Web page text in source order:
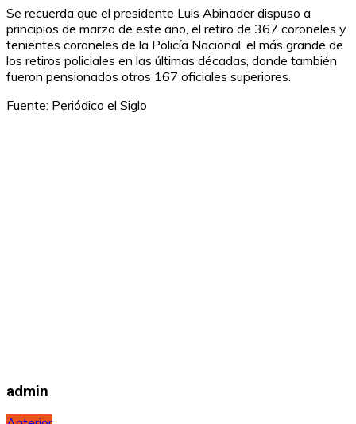
Se recuerda que el presidente Luis Abinader dispuso a
principios de marzo de este año, el retiro de 367 coroneles y
tenientes coroneles de la Policía Nacional, el más grande de
los retiros policiales en las últimas décadas, donde también
fueron pensionados otros 167 oficiales superiores.
Fuente: Periódico el Siglo
admin